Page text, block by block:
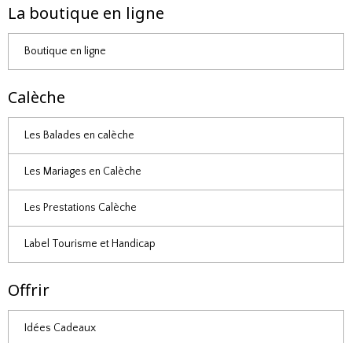
La boutique en ligne
Boutique en ligne
Calèche
Les Balades en calèche
Les Mariages en Calèche
Les Prestations Calèche
Label Tourisme et Handicap
Offrir
Idées Cadeaux